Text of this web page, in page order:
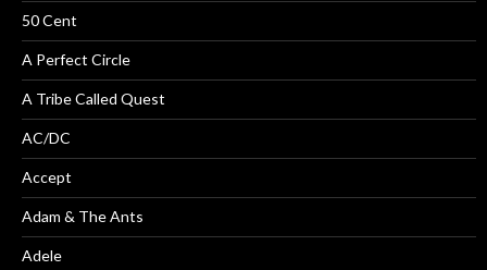
50 Cent
A Perfect Circle
A Tribe Called Quest
AC/DC
Accept
Adam & The Ants
Adele